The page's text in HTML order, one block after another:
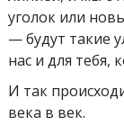
уголок или
— будут тaкиe
нас и для тебя,
И так
века в век.